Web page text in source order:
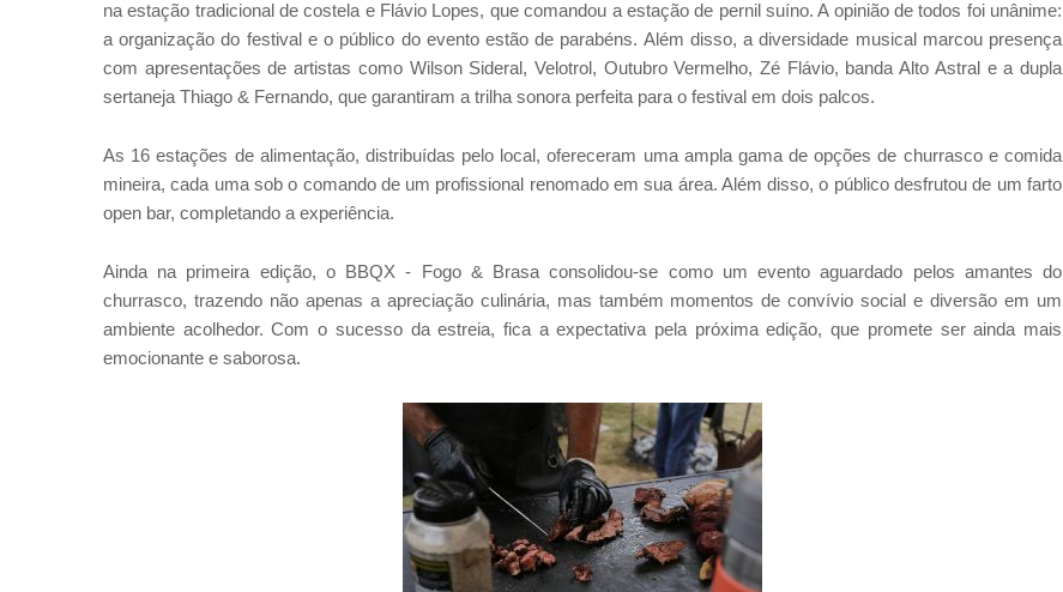
na estação tradicional de costela e Flávio Lopes, que comandou a estação de pernil suíno. A opinião de todos foi unânime:
a organização do festival e o público do evento estão de parabéns. Além disso, a diversidade musical marcou presença
com apresentações de artistas como Wilson Sideral, Velotrol, Outubro Vermelho, Zé Flávio, banda Alto Astral e a dupla
sertaneja Thiago & Fernando, que garantiram a trilha sonora perfeita para o festival em dois palcos.
As 16 estações de alimentação, distribuídas pelo local, ofereceram uma ampla gama de opções de churrasco e comida
mineira, cada uma sob o comando de um profissional renomado em sua área. Além disso, o público desfrutou de um farto
open bar, completando a experiência.
Ainda na primeira edição, o BBQX - Fogo & Brasa consolidou-se como um evento aguardado pelos amantes do
churrasco, trazendo não apenas a apreciação culinária, mas também momentos de convívio social e diversão em um
ambiente acolhedor. Com o sucesso da estreia, fica a expectativa pela próxima edição, que promete ser ainda mais
emocionante e saborosa.